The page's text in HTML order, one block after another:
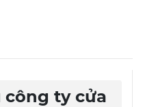
công ty cửa